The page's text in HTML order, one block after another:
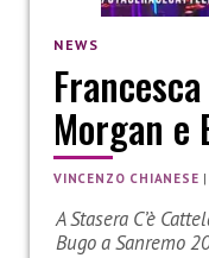
NEWS
Morgan e
VINCENZO CHIANESE
A Stasera C’è
Bugo a Sanremo